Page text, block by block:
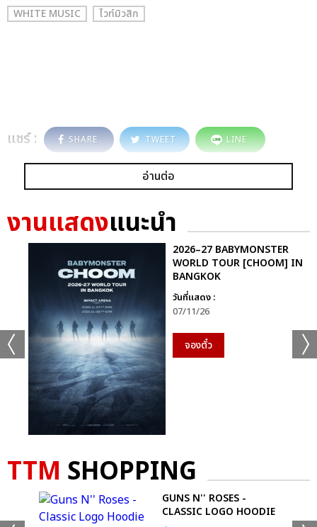
WHITE MUSIC
ไวท์มิวสิก
แชร์ : SHARE TWEET LINE
อ่านต่อ
งานแสดงแนะนำ
2026–27 BABYMONSTER
WORLD TOUR [CHOOM] IN
BANGKOK
วันที่แสดง :
07/11/26
จองตั๋ว
TTM SHOPPING
GUNS N'' ROSES -
CLASSIC LOGO HOODIE